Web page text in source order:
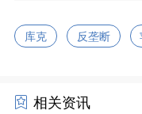
库克 反垄断
相关资讯